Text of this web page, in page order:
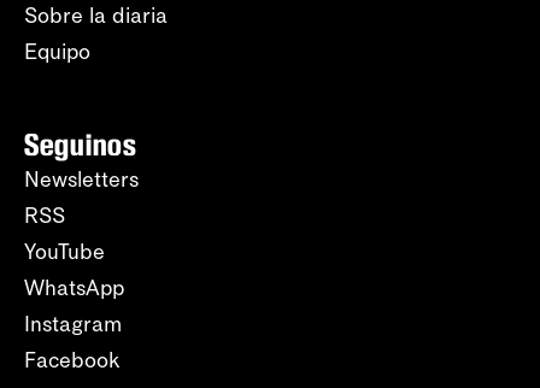
Sobre la diaria
Equipo
Seguinos
Newsletters
RSS
YouTube
WhatsApp
Instagram
Facebook